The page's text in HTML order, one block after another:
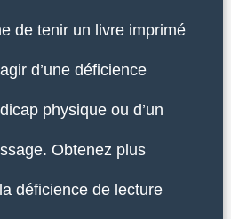
de tenir un livre imprimé
d’une déficience
physique ou d’un
Obtenez plus
déficience de lecture